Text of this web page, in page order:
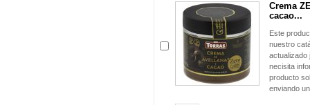
Crema
cacao...
Este
nuestro
actualizado
necisita
producto
enviando